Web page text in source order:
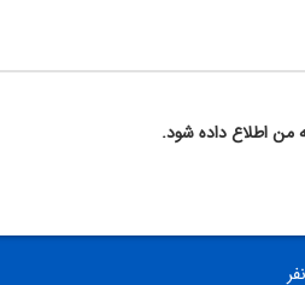
من اطلاع داده شود.